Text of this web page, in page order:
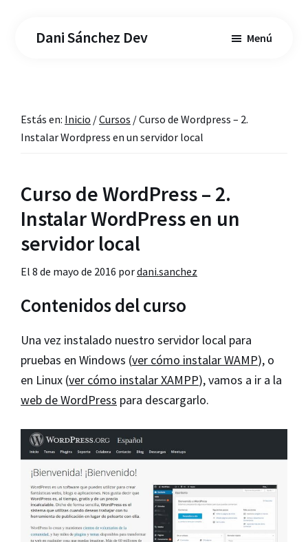
Dani Sánchez Dev Menú
Estás en: Inicio /Cursos /Curso de Wordpress – 2.
Instalar Wordpress en un servidor local
Curso de WordPress – 2.
Instalar WordPress en un
servidor local
El 8 de mayo de 2016 pordani.sanchez
Contenidos del curso
Una vez instalado nuestro servidor local para
pruebas en Windows (ver cómo instalar WAMP), o
en Linux (ver cómo instalar XAMPP), vamos a ir a la
web de WordPress para descargarlo.